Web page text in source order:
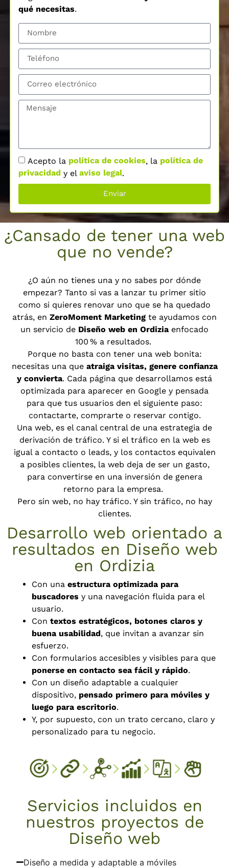
qué necesitas.
Acepto la política de cookies, la política de
privacidad y el aviso legal.
Enviar
¿Cansado de tener una web
que no vende?
¿O aún no tienes una y no sabes por dónde
empezar? Tanto si vas a lanzar tu primer sitio
como si quieres renovar uno que se ha quedado
atrás, en ZeroMoment Marketing te ayudamos con
un servicio de Diseño web en Ordizia enfocado
100 % a resultados.
Porque no basta con tener una web bonita:
necesitas una que atraiga visitas, genere confianza
y convierta. Cada página que desarrollamos está
optimizada para aparecer en Google y pensada
para que tus usuarios den el siguiente paso:
contactarte, comprarte o reservar contigo.
Una web, es el canal central de una estrategia de
derivación de tráfico. Y si el tráfico en la web es
igual a contacto o leads, y los contactos equivalen
a posibles clientes, la web deja de ser un gasto,
para convertirse en una inversión de genera
retorno para la empresa.
Pero sin web, no hay tráfico. Y sin tráfico, no hay
clientes.
Desarrollo web orientado a
resultados en Diseño web
en Ordizia
Con unaestructura optimizada para
buscadores y una navegación fluida para el
usuario.
Contextos estratégicos, botones claros y
buena usabilidad, que invitan a avanzar sin
esfuerzo.
Con formularios accesibles y visibles para que
ponerse en contacto sea fácil y rápido.
Con un diseño adaptable a cualquier
dispositivo, pensado primero para móviles y
luego para escritorio.
Y, por supuesto, con un trato cercano, claro y
personalizado para tu negocio.
Servicios incluidos en
nuestros proyectos de
Diseño web
Diseño a medida y adaptable a móviles